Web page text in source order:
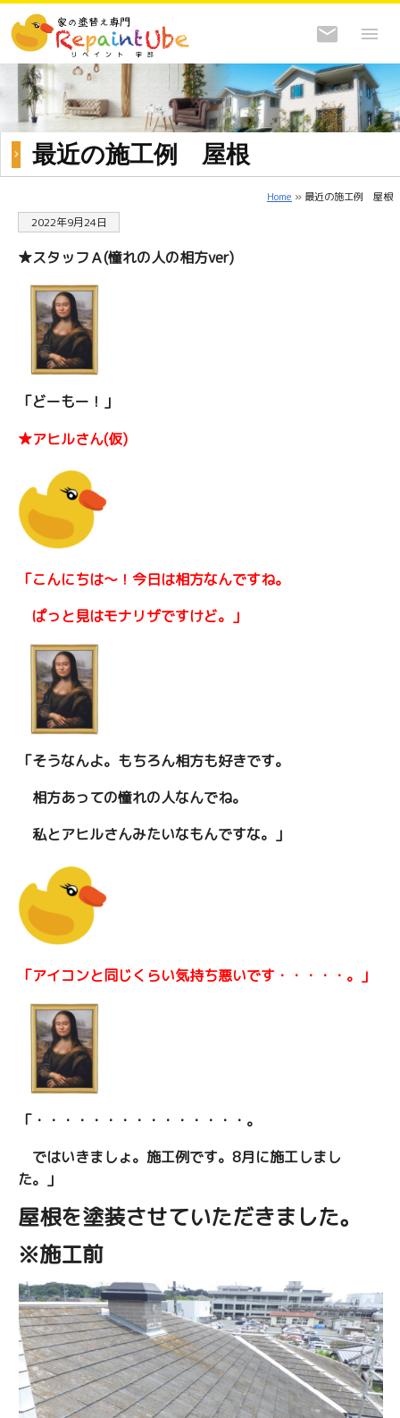
最近の施工例 屋根
Home » 最近の施工例 屋根
2022年9月24日
★スタッフＡ(憧れの人の相方ver)
「どーもー！」
★アヒルさん(仮)
「こんにちは～！今日は相方なんですね。
ぱっと見はモナリザですけど。」
「そうなんよ。もちろん相方も好きです。
相方あっての憧れの人なんでね。
私とアヒルさんみたいなもんですな。」
「アイコンと同じくらい気持ち悪いです・・・・・。」
「・・・・・・・・・・・・・・・。
ではいきましょ。施工例です。8月に施工しまし
た。
」
屋根を塗装させていただきました。
※施工前